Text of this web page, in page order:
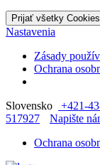
Prijať všetky Cookies
Nastavenia
Zásady
Ochrana
Slovensko +421-
517927
Napište
Ochrana